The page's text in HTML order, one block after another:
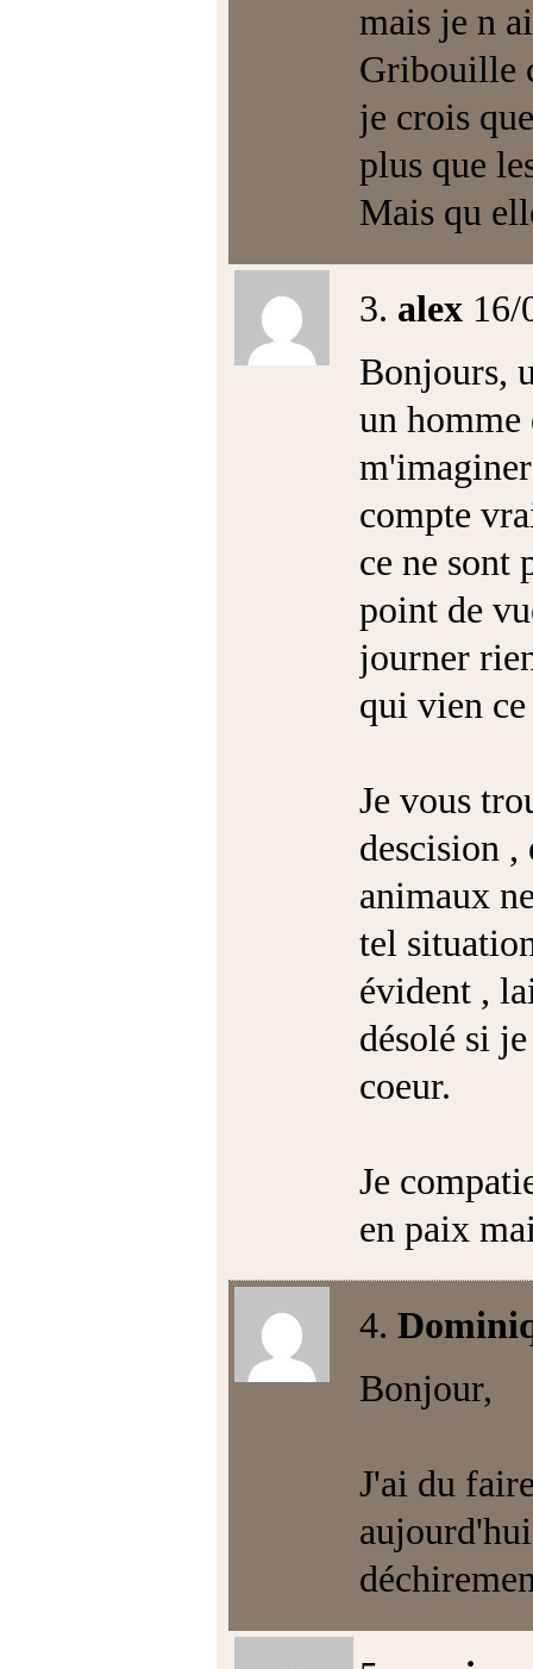
mais je n
Gribouille
je crois
plus que
Mais qu
3. alex 16/
Bonjours,
un homme
compte
ce ne sont
point de
journer
qui vien
Je vous
descision ,
animaux
tel
évident ,
désolé si
coeur.
Je
en paix
4.
Bonjour,
J'ai du